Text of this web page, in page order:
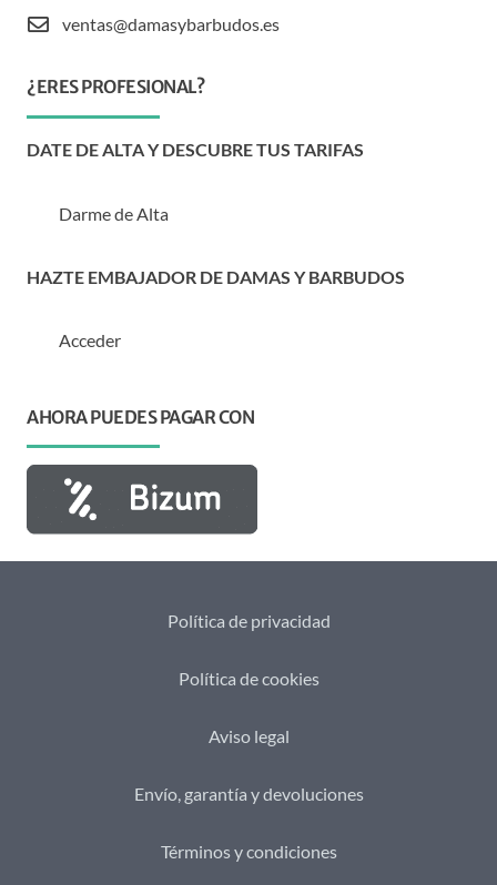
ventas@damasybarbudos.es
¿ERES PROFESIONAL?
DATE DE ALTA Y DESCUBRE TUS TARIFAS
Darme de Alta
HAZTE EMBAJADOR DE DAMAS Y BARBUDOS
Acceder
AHORA PUEDES PAGAR CON
Política de privacidad
Política de cookies
Aviso legal
Envío, garantía y devoluciones
Términos y condiciones